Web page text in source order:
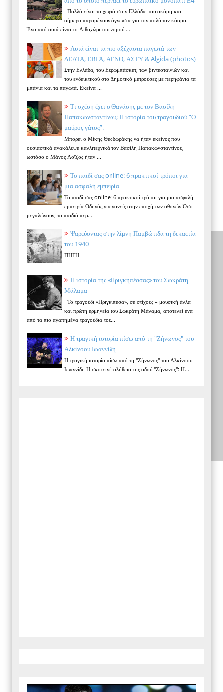
Πολλά είναι τα χωριά στην Ελλάδα που ακόμη και
σήμερα παραμένουν άγνωστα για τον πολύ τον κόσμο.
Ένα από αυτά είναι το Λιθοχώρι του νομού ...
Αυτά είναι τα πιο αξέχαστα παγωτά των
ΔΕΛΤΑ, ΕΒΓΑ, ΑΓΝΟ, ΑΣΤΥ & Algida (photos)
Στην Ελλάδα, του Ευρωμπάσκετ, των βιντεοταινιών και
του ενδεικτικού στο Δημοτικό μετρούσες με περηφάνια τα
μπάνια και τα παγωτά. Εκείνα ...
Τι σχέση έχει ο Θανάσης με τον Βασίλη
Παπακωνσταντίνου; Η ιστορία του τραγουδιού “Ο
μαύρος γάτος”.
Μπορεί ο Μίκης Θεοδωράκης να ήταν εκείνος που
ουσιαστικά ανακάλυψε καλλιτεχνικά τον Βασίλη Παπακωνσταντίνου,
ωστόσο ο Μάνος Λοΐζος ήταν ...
Το παιδί σας online: 6 πρακτικοί τρόποι για
μια ασφαλή εμπειρία
Το παιδί σας online: 6 πρακτικοί τρόποι για μια ασφαλή
εμπειρία Οδηγός για γονείς στην εποχή των οθονών Όσο
μεγαλώνουν, τα παιδιά περ...
Ψαρεύοντας στην λίμνη Παμβώτιδα τη δεκαετία
του 1940
ΠΗΓΗ
Η ιστορία της «Πριγκηπέσσας» του Σωκράτη
Μάλαμα
Το τραγούδι «Πριγκιπέσα», σε στίχους – μουσική άλλα
και πρώτη ερμηνεία του Σωκράτη Μάλαμα, αποτελεί ένα
από τα πιο αγαπημένα τραγούδια του...
Η τραγική ιστορία πίσω από τη "Ζήνωνος" του
Αλκίνοου Ιωαννίδη
Η τραγική ιστορία πίσω από τη "Ζήνωνος" του Αλκίνοου
Ιωαννίδη Η σκοτεινή αλήθεια της οδού "Ζήνωνος": Η...